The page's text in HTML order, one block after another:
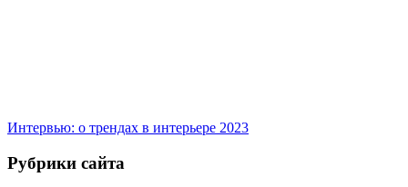
Интервью: о трендах в интерьере 2023
Рубрики сайта